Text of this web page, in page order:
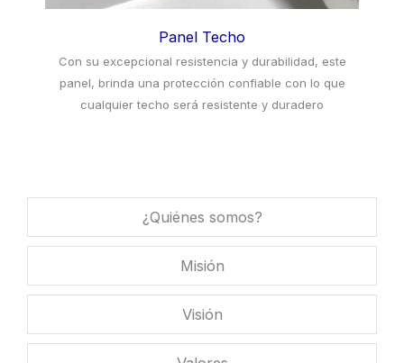
Panel Techo
Con su excepcional resistencia y durabilidad, este
panel, brinda una protección confiable con lo que
cualquier techo será resistente y duradero
¿Quiénes somos?
Misión
Visión